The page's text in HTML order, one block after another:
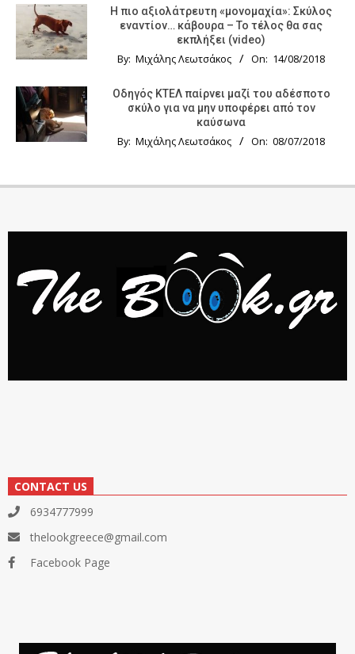
Η πιο αξιολάτρευτη «μονομαχία»: Σκύλος
εναντίον… κάβουρα – Το τέλος θα σας
εκπλήξει (video)
By: Μιχάλης Λεωτσάκος On: 14/08/2018
Οδηγός KTΕΛ παίρνει μαζί του αδέσποτο
σκύλο για να μην υποφέρει από τον
καύσωνα
By: Μιχάλης Λεωτσάκος On: 08/07/2018
CONTACT US
6934777999
thelookgreece@gmail.com
Facebook Page